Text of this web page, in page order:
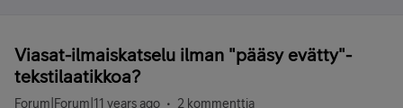
Viasat-ilmaiskatselu ilman "pääsy evätty"-
tekstilaatikkoa?
Forum|Forum|11 years ago 2 kommenttia